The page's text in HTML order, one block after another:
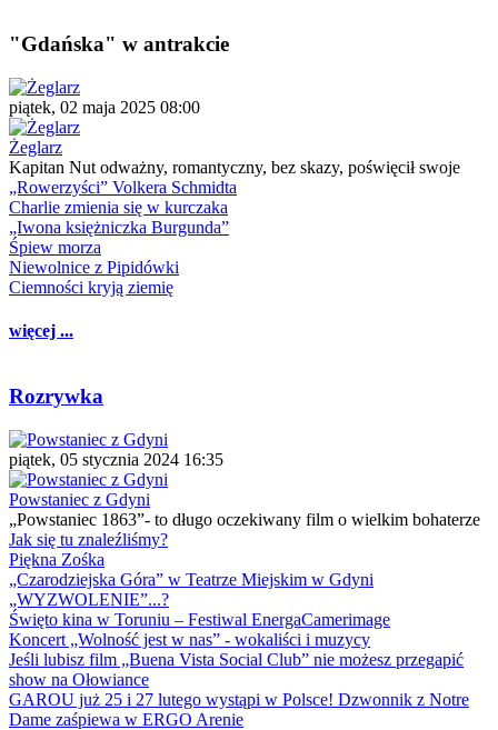
"Gdańska" w antrakcie
piątek, 02 maja 2025 08:00
Żeglarz
Kapitan Nut odważny, romantyczny, bez skazy, poświęcił swoje
„Rowerzyści” Volkera Schmidta
Charlie zmienia się w kurczaka
„Iwona księżniczka Burgunda”
Śpiew morza
Niewolnice z Pipidówki
Ciemności kryją ziemię
więcej ...
Rozrywka
piątek, 05 stycznia 2024 16:35
Powstaniec z Gdyni
„Powstaniec 1863”- to długo oczekiwany film o wielkim bohaterze
Jak się tu znaleźliśmy?
Piękna Zośka
„Czarodziejska Góra” w Teatrze Miejskim w Gdyni
„WYZWOLENIE”...?
Święto kina w Toruniu – Festiwal EnergaCamerimage
Koncert „Wolność jest w nas” - wokaliści i muzycy
Jeśli lubisz film „Buena Vista Social Club” nie możesz przegapić
show na Ołowiance
GAROU już 25 i 27 lutego wystąpi w Polsce! Dzwonnik z Notre
Dame zaśpiewa w ERGO Arenie